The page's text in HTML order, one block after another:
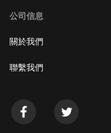
公司信息
關於我們
聯繫我們